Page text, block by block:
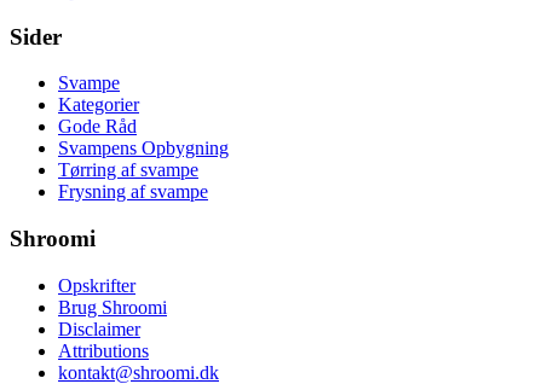
Sider
Svampe
Kategorier
Gode Råd
Svampens Opbygning
Tørring af svampe
Frysning af svampe
Shroomi
Opskrifter
Brug Shroomi
Disclaimer
Attributions
kontakt@shroomi.dk